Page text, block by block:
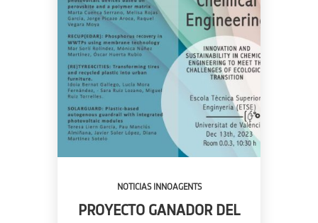
NOTICIAS INNOAGENTS
PROYECTO GANADOR DEL